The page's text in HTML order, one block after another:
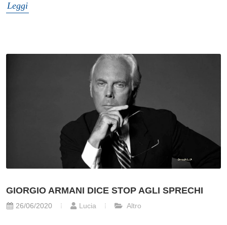
Leggi
GIORGIO ARMANI DICE STOP AGLI SPRECHI
26/06/2020 Lucia Altro